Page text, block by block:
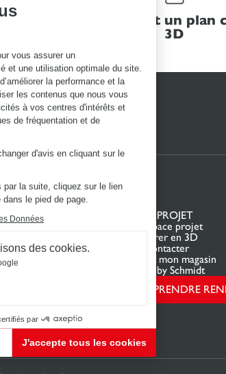
vous assurer un
et une utilisation optimale du site.
la performance et la
les contenus que nous vous
à vos centres d'intérêts et
de fréquentation et de
d'avis en cliquant sur le
par la suite, cliquez sur le lien
le pied de page.
Données
des cookies.
par
J'accepte tous les cookies
de gérer vos paramètres de confidentialité, en garantissant la
Un devis et un plan
3D
SCHMIDT
sur mesure
VOTRE PROJET
Mon espace projet
Configurer en 3D
Nous contacter
Trouver mon magasin
Le Club by Schmidt
PRENDRE